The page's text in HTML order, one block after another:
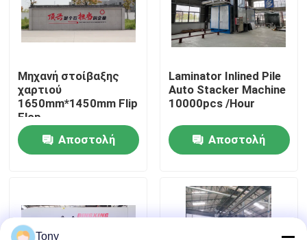
Έλεγχος ποιότητας
Ειδήσεις
Υποθέσεις
Laminator φλαούτων μηχανή
Μηχανή στοίβαξης
χαρτιού
1650mm*1450mm Flip
Flop
Αποστολή
Laminator Inlined Pile
Auto Stacker Machine
10000pcs /Hour
Αποστολή
Tony